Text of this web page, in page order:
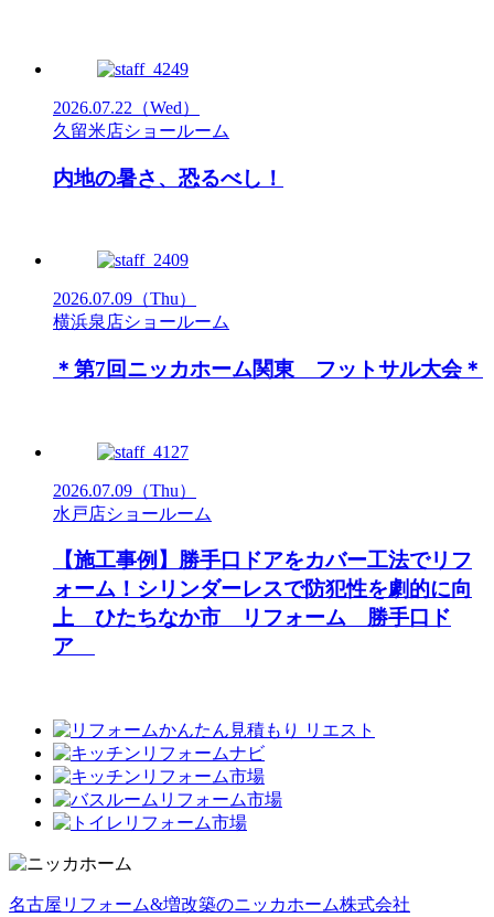
2026.07.22 （Wed）
久留米店ショールーム
内地の暑さ、恐るべし！
2026.07.09 （Thu）
横浜泉店ショールーム
＊第7回ニッカホーム関東 フットサル大会＊
2026.07.09 （Thu）
水戸店ショールーム
【施工事例】勝手口ドアをカバー工法でリフ
ォーム！シリンダーレスで防犯性を劇的に向
上 ひたちなか市 リフォーム 勝手口ド
ア
名古屋リフォーム&増改築のニッカホーム株式会社